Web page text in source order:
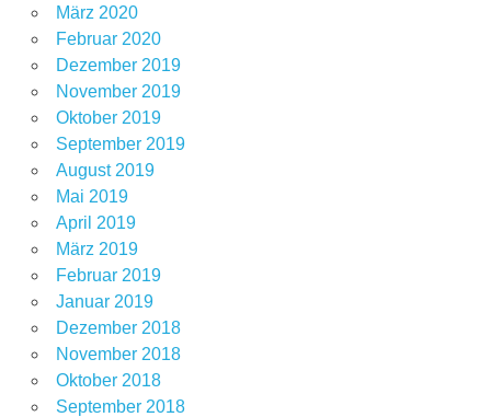
März 2020
Februar 2020
Dezember 2019
November 2019
Oktober 2019
September 2019
August 2019
Mai 2019
April 2019
März 2019
Februar 2019
Januar 2019
Dezember 2018
November 2018
Oktober 2018
September 2018